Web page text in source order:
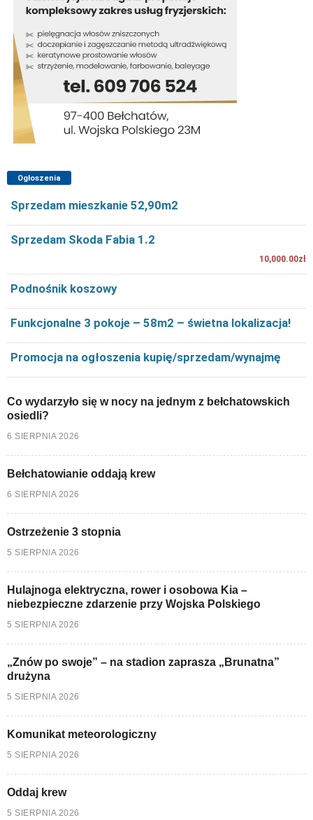
Ogłoszenia
Sprzedam mieszkanie 52,90m2
Sprzedam Skoda Fabia 1.2
10,000.00zł
Podnośnik koszowy
Funkcjonalne 3 pokoje – 58m2 – świetna lokalizacja!
Promocja na ogłoszenia kupię/sprzedam/wynajmę
Co wydarzyło się w nocy na jednym z bełchatowskich
osiedli?
6 SIERPNIA 2026
Bełchatowianie oddają krew
6 SIERPNIA 2026
Ostrzeżenie 3 stopnia
5 SIERPNIA 2026
Hulajnoga elektryczna, rower i osobowa Kia –
niebezpieczne zdarzenie przy Wojska Polskiego
5 SIERPNIA 2026
„Znów po swoje” – na stadion zaprasza „Brunatna”
drużyna
5 SIERPNIA 2026
Komunikat meteorologiczny
5 SIERPNIA 2026
Oddaj krew
5 SIERPNIA 2026